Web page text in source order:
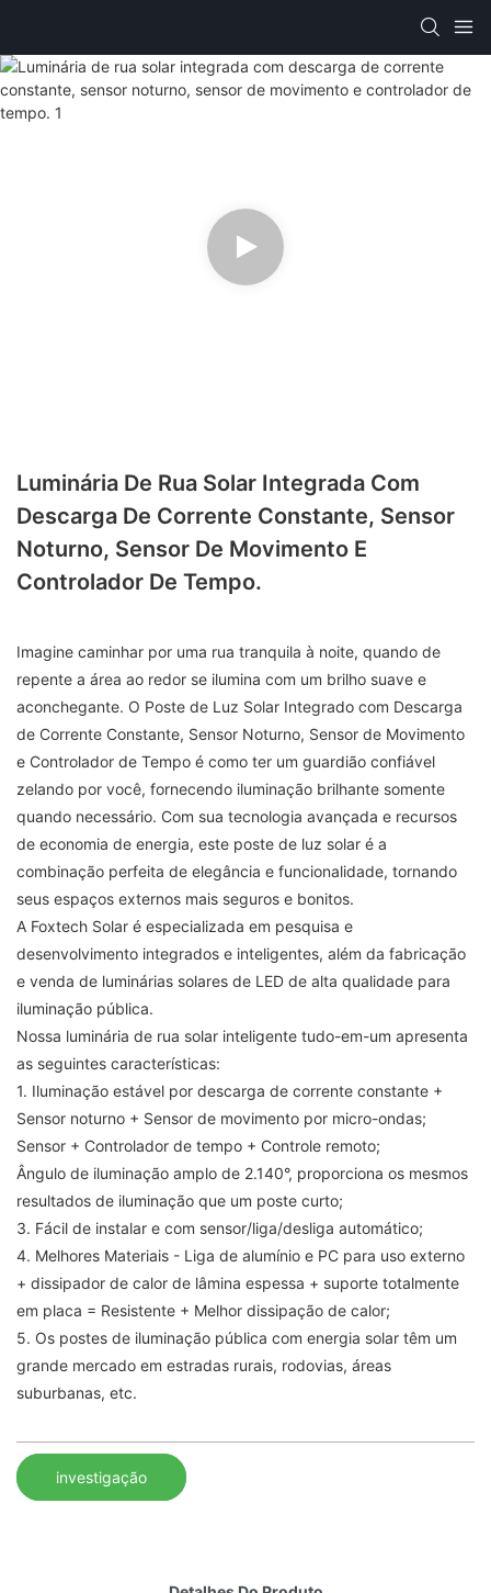
Luminária De Rua Solar Integrada Com
Descarga De Corrente Constante, Sensor
Noturno, Sensor De Movimento E
Controlador De Tempo.
Imagine caminhar por uma rua tranquila à noite, quando de
repente a área ao redor se ilumina com um brilho suave e
aconchegante. O Poste de Luz Solar Integrado com Descarga
de Corrente Constante, Sensor Noturno, Sensor de Movimento
e Controlador de Tempo é como ter um guardião confiável
zelando por você, fornecendo iluminação brilhante somente
quando necessário. Com sua tecnologia avançada e recursos
de economia de energia, este poste de luz solar é a
combinação perfeita de elegância e funcionalidade, tornando
seus espaços externos mais seguros e bonitos.
A Foxtech Solar é especializada em pesquisa e
desenvolvimento integrados e inteligentes, além da fabricação
e venda de luminárias solares de LED de alta qualidade para
iluminação pública.
Nossa luminária de rua solar inteligente tudo-em-um apresenta
as seguintes características:
1. Iluminação estável por descarga de corrente constante +
Sensor noturno + Sensor de movimento por micro-ondas;
Sensor + Controlador de tempo + Controle remoto;
Ângulo de iluminação amplo de 2.140°, proporciona os mesmos
resultados de iluminação que um poste curto;
3. Fácil de instalar e com sensor/liga/desliga automático;
4. Melhores Materiais - Liga de alumínio e PC para uso externo
+ dissipador de calor de lâmina espessa + suporte totalmente
em placa = Resistente + Melhor dissipação de calor;
5. Os postes de iluminação pública com energia solar têm um
grande mercado em estradas rurais, rodovias, áreas
suburbanas, etc.
investigação